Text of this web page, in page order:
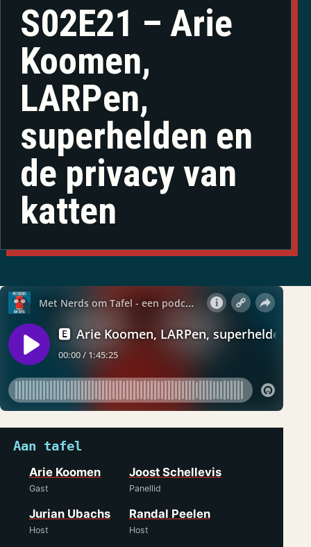
S02E21 – Arie
Koomen,
LARPen,
superhelden en
de privacy van
katten
Aan tafel
Arie Koomen
Gast
Joost Schellevis
Panellid
Jurian Ubachs
Host
Randal Peelen
Host